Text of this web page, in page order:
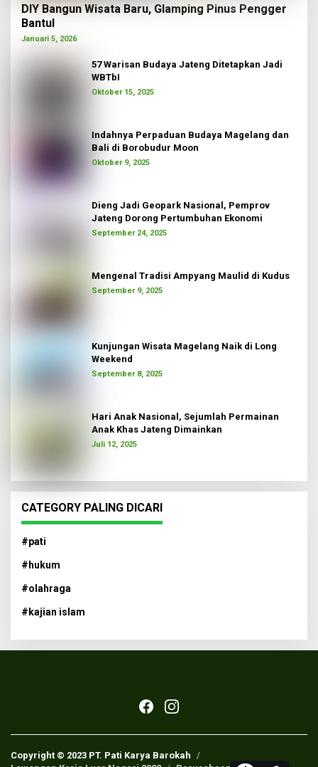
DIY Bangun Wisata Baru, Glamping Pinus Pengger
Bantul
Januari 5, 2026
57 Warisan Budaya Jateng Ditetapkan Jadi
WBTbI
Oktober 15, 2025
Indahnya Perpaduan Budaya Magelang dan
Bali di Borobudur Moon
Oktober 9, 2025
Dieng Jadi Geopark Nasional, Pemprov
Jateng Dorong Pertumbuhan Ekonomi
September 24, 2025
Mengenal Tradisi Ampyang Maulid di Kudus
September 9, 2025
Kunjungan Wisata Magelang Naik di Long
Weekend
September 8, 2025
Hari Anak Nasional, Sejumlah Permainan
Anak Khas Jateng Dimainkan
Juli 12, 2025
CATEGORY PALING DICARI
#pati
#hukum
#olahraga
#kajian islam
Copyright © 2023 PT. Pati Karya Barokah